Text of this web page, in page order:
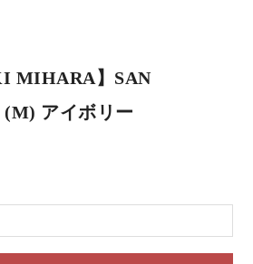
MIHARA】SAN
アイボリー